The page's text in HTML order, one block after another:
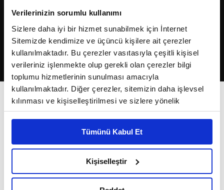
Verilerinizin sorumlu kullanımı
Sizlere daha iyi bir hizmet sunabilmek için İnternet
Sitemizde kendimize ve üçüncü kişilere ait çerezler
kullanılmaktadır. Bu çerezler vasıtasıyla çeşitli kişisel
verileriniz işlenmekte olup gerekli olan çerezler bilgi
toplumu hizmetlerinin sunulması amacıyla
kullanılmaktadır. Diğer çerezler, sitemizin daha işlevsel
kılınması ve kişiselleştirilmesi ve sizlere yönelik
reklam/pazarlama faaliyetlerinin yapılması, amaçlarıyla
Çerezlere ilişkin tercihlerinizi çerez paneli vasıtasıyla
belirleyebilirsiniz. Çerezlere ilişkin detaylı bilgi için
Ayarlar butonuna tıklayabilir,Çerez Bilgilendirme
Metnimizi ziyaret edebilirsiniz.
Tümünü Kabul Et
Kişiselleştir
2026Fikriyat. Tüm hakları saklıdır.